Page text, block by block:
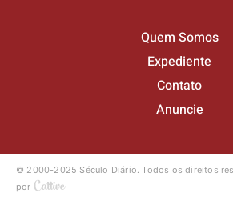
Quem Somos
Expediente
Contato
Anuncie
© 2000-2025 Século Diário.Todos os direitos
por